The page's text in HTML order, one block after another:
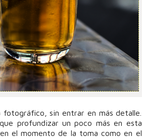
sin entrar en más detalle.
profundizar un poco más en esta
el momento de la toma como en el